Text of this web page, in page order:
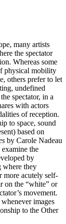
many artists
the spectator
Whereas some
physical mobility
others prefer to let
undefined
spectator, in a
with actors
of reception.
to space, sound
based on
by Carole Nadeau
the
by
where they
more acutely self-
on the “white” or
movement.
images
to the Other